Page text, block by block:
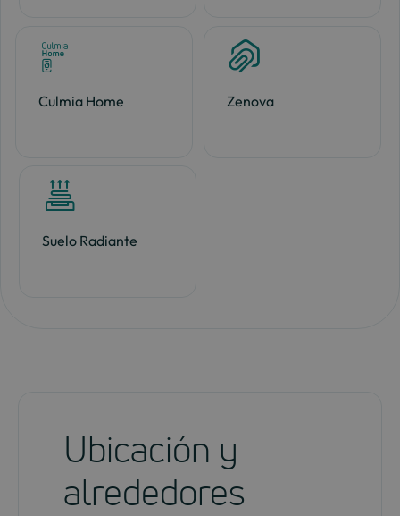
Culmia Home Zenova
Suelo Radiante
Ubicación y
alrededores